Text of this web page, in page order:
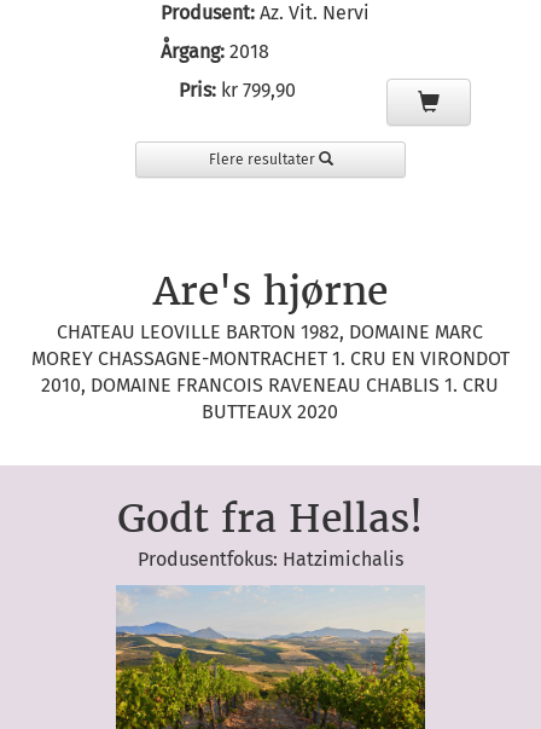
Produsent: Az. Vit. Nervi
Årgang: 2018
Pris: kr 799,90
Flere resultater
Are's hjørne
CHATEAU LEOVILLE BARTON 1982, DOMAINE MARC
MOREY CHASSAGNE-MONTRACHET 1. CRU EN VIRONDOT
2010, DOMAINE FRANCOIS RAVENEAU CHABLIS 1. CRU
BUTTEAUX 2020
Godt fra Hellas!
Produsentfokus: Hatzimichalis